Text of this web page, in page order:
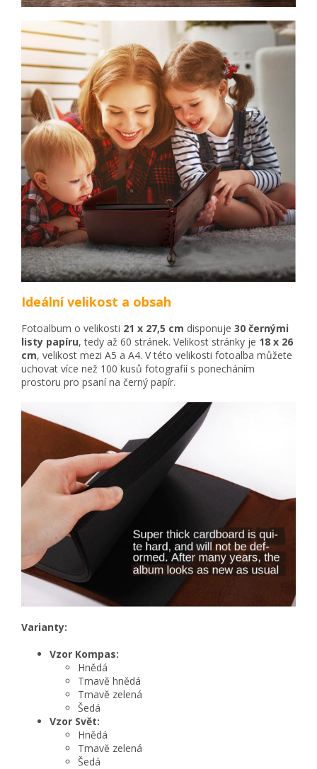
Ideální velikost a obsah
Fotoalbum o velikosti 21 x 27,5 cm disponuje 30 černými
listy papíru, tedy až 60 stránek. Velikost stránky je 18 x 26
cm, velikost mezi A5 a A4. V této velikosti fotoalba můžete
uchovat více než 100 kusů fotografií s ponecháním
prostoru pro psaní na černý papír.
Varianty:
Vzor Kompas:
Hnědá
Tmavě hnědá
Tmavě zelená
Šedá
Vzor Svět:
Hnědá
Tmavě zelená
Šedá